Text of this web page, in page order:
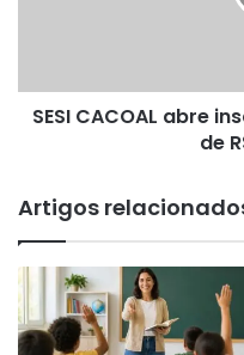
1.100,00
SESI CACOAL abre
de
Artigos